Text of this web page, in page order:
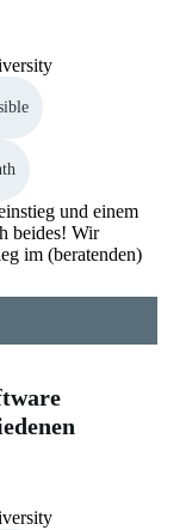
und einem
beides! Wir
im (beratenden)